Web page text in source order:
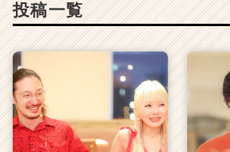
投稿一覧